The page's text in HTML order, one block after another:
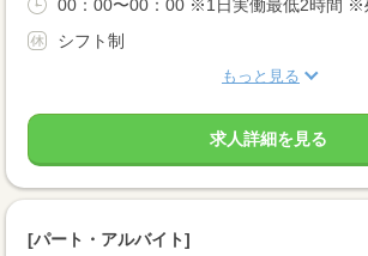
00：00〜00：00 ※1日実働最低2時間 ※
シフト制
もっと見る
求人詳細を見る
[パート・アルバイト]